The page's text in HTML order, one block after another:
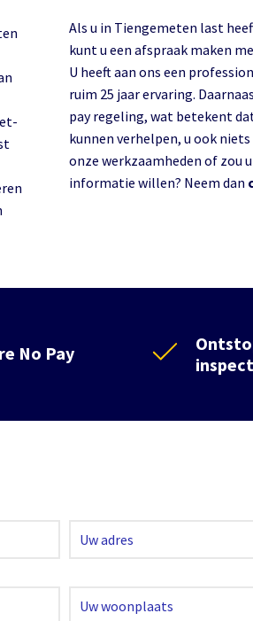
Als u in Tiengemeten last
kunt u een afspraak maken
U heeft aan ons een
ruim 25 jaar ervaring.
pay regeling, wat betekent
kunnen verhelpen, u ook
onze werkzaamheden of zou
informatie willen? Neem dan
No Pay